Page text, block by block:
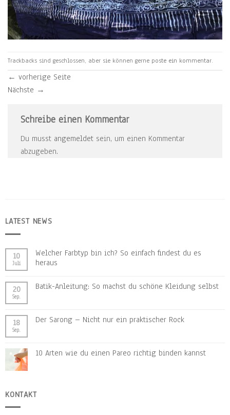
Trackbacks sind geschlossen, aber sie können gerne poste ein kommentar.
← vorherige Seite
Nächste →
Schreibe einen Kommentar
Du musst angemeldet sein, um einen Kommentar
abzugeben.
LATEST NEWS
10
Juli
Welcher Farbtyp bin ich? So einfach findest du es
heraus
20
Sep.
Batik-Anleitung: So machst du schöne Kleidung selbst
18
Sep.
Der Sarong – Nicht nur ein praktischer Rock
10 Arten wie du einen Pareo richtig binden kannst
KONTAKT